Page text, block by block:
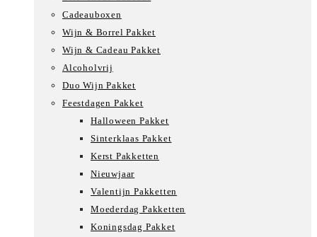
Cadeauboxen
Wijn & Borrel Pakket
Wijn & Cadeau Pakket
Alcoholvrij
Duo Wijn Pakket
Feestdagen Pakket
Halloween Pakket
Sinterklaas Pakket
Kerst Pakketten
Nieuwjaar
Valentijn Pakketten
Moederdag Pakketten
Koningsdag Pakket